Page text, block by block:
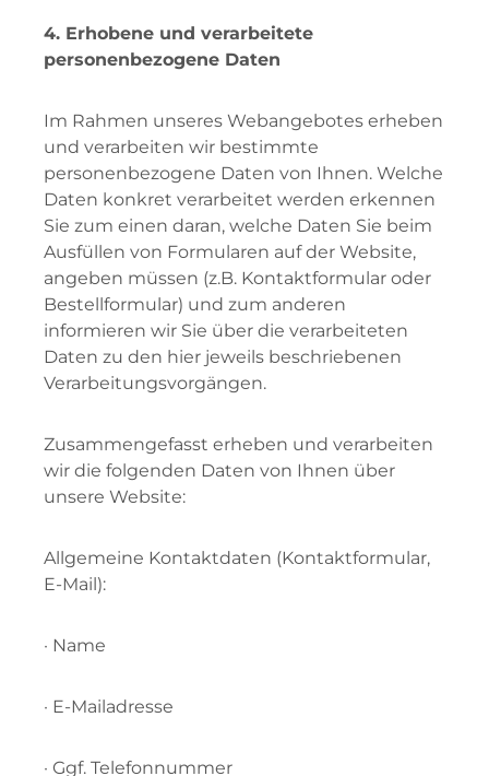
4. Erhobene und verarbeitete
personenbezogene Daten
Im Rahmen unseres Webangebotes erheben
und verarbeiten wir bestimmte
personenbezogene Daten von Ihnen. Welche
Daten konkret verarbeitet werden erkennen
Sie zum einen daran, welche Daten Sie beim
Ausfüllen von Formularen auf der Website,
angeben müssen (z.B. Kontaktformular oder
Bestellformular) und zum anderen
informieren wir Sie über die verarbeiteten
Daten zu den hier jeweils beschriebenen
Verarbeitungsvorgängen.
Zusammengefasst erheben und verarbeiten
wir die folgenden Daten von Ihnen über
unsere Website:
Allgemeine Kontaktdaten (Kontaktformular,
E-Mail):
· Name
· E-Mailadresse
· Ggf. Telefonnummer